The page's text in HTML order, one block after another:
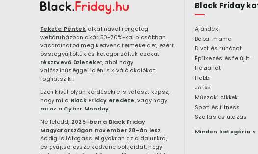
Fekete Péntek alkalmával rengeteg
webáruházban akár 50-70%-kal olcsóbban
vásárolhatod meg kedvenc termékeidet, ezért
összegyűjtöttük és kategorizáltuk azokat
résztvevő üzleteket, ahol nagy
valószínűséggel idén is kiváló akciókat
foghatsz ki.
Ezen kívül olyan kérdésekre is választ kapsz,
hogy mi a Black Friday eredete, vagy hogy
mi az a Cyber Monday.
Ne feledd, 2025-ben a Black Friday
Magyarországon november 28-án lesz.
Addig is látogass el gyakran az oldalunkra,
és gyűjtsd össze kedvenc boltjaidat, hogy
Black Friday
Ajándék
Baba-mama
Divat és ruházat
Építkezés és felújítás
Háziállat
Hobbi
Játék
Műszaki cikkek
Sport és fitness
Szállás és utazás
Minden kategória